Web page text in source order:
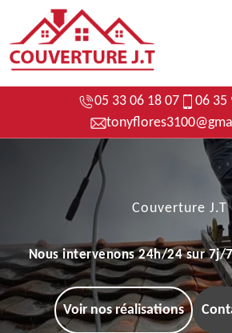
05 33 06 18 07
06 35
Couverture J.T
Nous intervenons 24h/24 sur 7j/
Voir nos réalisations